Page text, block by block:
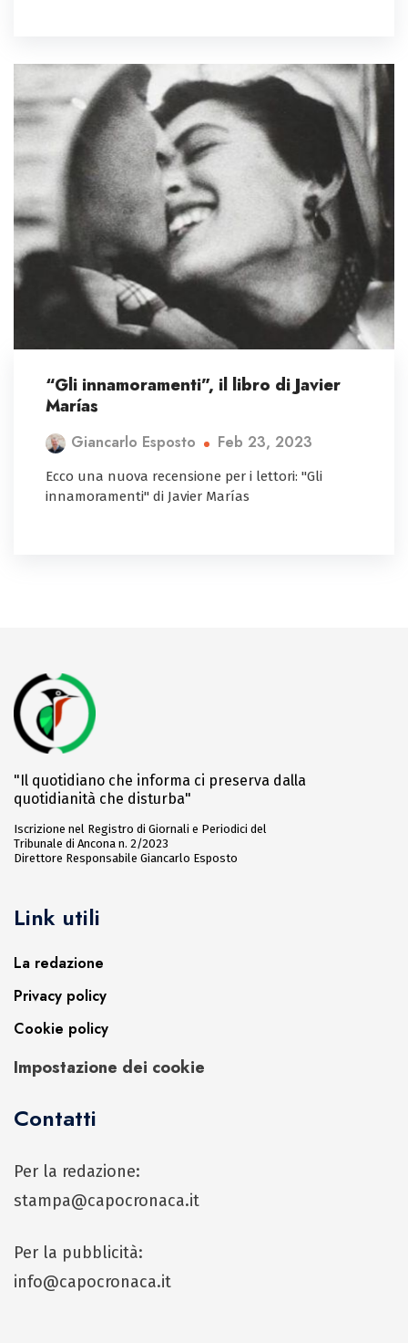
“Gli innamoramenti”, il libro di Javier
Marías
Giancarlo Esposto Feb 23, 2023
Ecco una nuova recensione per i lettori: "Gli
innamoramenti" di Javier Marías
"Il quotidiano che informa ci preserva dalla
quotidianità che disturba"
Iscrizione nel Registro di Giornali e Periodici del
Tribunale di Ancona n. 2/2023
Direttore Responsabile Giancarlo Esposto
Link utili
La redazione
Privacy policy
Cookie policy
Impostazione dei cookie
Contatti
Per la redazione:
stampa@capocronaca.it
Per la pubblicità:
info@capocronaca.it